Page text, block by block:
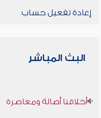
إعادة تفعيل حساب
البث المباشر
أخلاقنا أصالة ومعاصرة